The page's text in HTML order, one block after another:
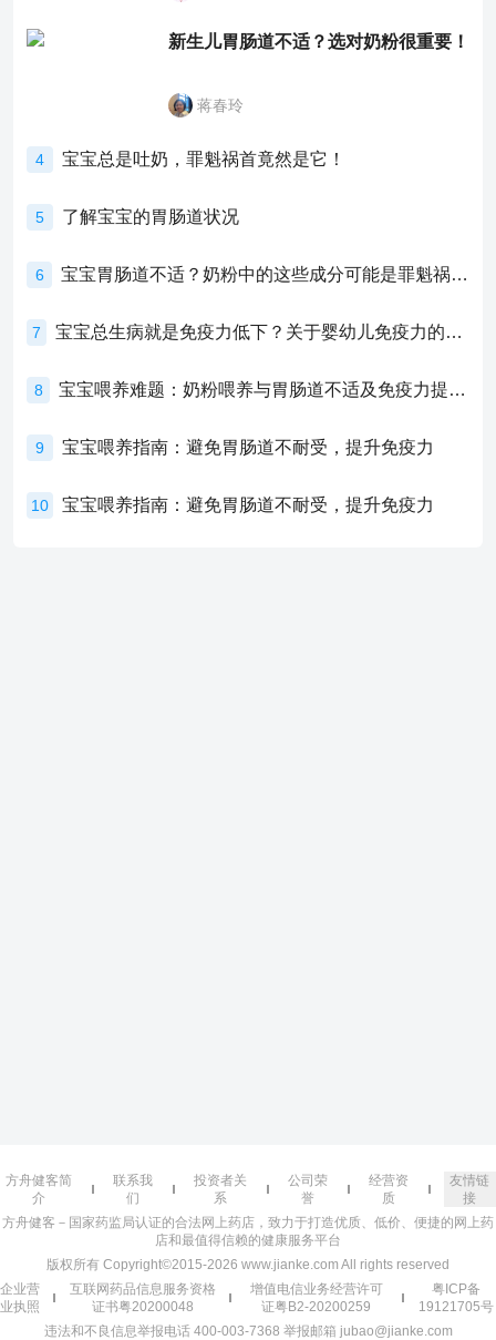
新生儿胃肠道不适？选对奶粉很重要！
蒋春玲
4 宝宝总是吐奶，罪魁祸首竟然是它！
5 了解宝宝的胃肠道状况
6 宝宝胃肠道不适？奶粉中的这些成分可能是罪魁祸首！
7 宝宝总生病就是免疫力低下？关于婴幼儿免疫力的真相，家长必须了解！
8 宝宝喂养难题：奶粉喂养与胃肠道不适及免疫力提升的奥秘
9 宝宝喂养指南：避免胃肠道不耐受，提升免疫力
10 宝宝喂养指南：避免胃肠道不耐受，提升免疫力
方舟健客简
介
联系我
们
投资者关
系
公司荣
誉
经营资
质
友情链
接
方舟健客－国家药监局认证的合法网上药店，致力于打造优质、低价、便捷的网上药
店和最值得信赖的健康服务平台
版权所有 Copyright©2015-2026 www.jianke.com All rights reserved
企业营
业执照
互联网药品信息服务资格
证书粤20200048
增值电信业务经营许可
证粤B2-20200259
粤ICP备
19121705号
违法和不良信息举报电话 400-003-7368 举报邮箱 jubao@jianke.com